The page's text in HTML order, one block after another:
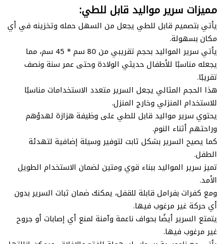
مميزات سرير مواليد قابل للطي:
يأتي بتصميم قابل للطي يجعل من السهل حمله وتخزينه في أي
مكان بسهولة.
يأتي سرير المواليد بحجم تقريبي من 80 سم * 45 سم، مما
يجعله مناسبًا للأطفال حديثي الولادة وحتى عمر سنة ونصف
تقريبًا.
هذا الحجم المثالي يجعل السرير متعدد الاستخدامات مناسبًا
للاستخدام المنزلي وخارج المنزل.
يحتوي سرير مواليد قابل للطي على وظيفة هزازة لهدؤهم
وراحتهم أثناء النوم.
كما يصيح السرير بشكل ثابت لتوفير وسيلة إضافية لتهدئة
الطفل.
تميز سرير المواليد ببناء قوي ومتين لضمان الاستخدام الطويل
الأمد.
ومع كفرات بفرامل قابلة للقفل، يمكنك ضمان ثبات السرير بدون
أي حركة غير مرغوب فيها.
يتمتع السرير أيضًا بحواف ناعمة وآمنة لمنع أي إصابات أو جروح
غير مرغوب فيها.